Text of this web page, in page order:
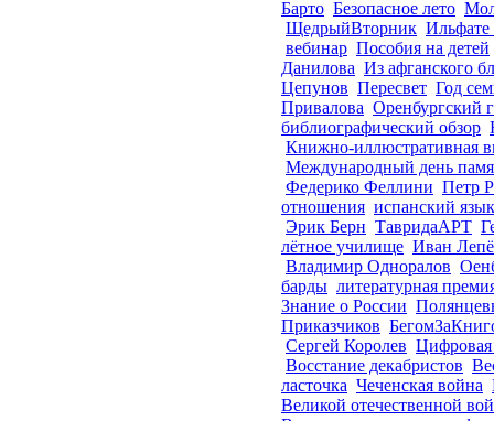
Барто Безопасное лето
ЩедрыйВторник Ильфате
вебинар Пособия на детей
Данилова Из афганского
Цепунов Пересвет Год
Привалова Оренбургский
библиографический обзор
Книжно-иллюстративная
Международный день
Федерико Феллини Петр
отношения испанский язык
Эрик Берн ТавридаАРТ
лётное училище Иван
Владимир Одноралов
барды литературная
Знание о России
Приказчиков
Сергей Королев Цифровая
Восстание декабристов
ласточка Чеченская война
Великой отечественной